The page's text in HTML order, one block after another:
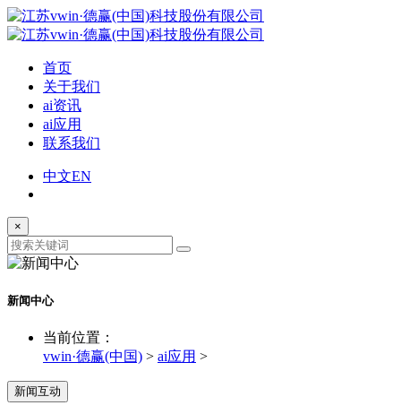
首页
关于我们
ai资讯
ai应用
联系我们
中文EN
×
新闻中心
当前位置：
vwin·德赢(中国) > ai应用 >
新闻互动